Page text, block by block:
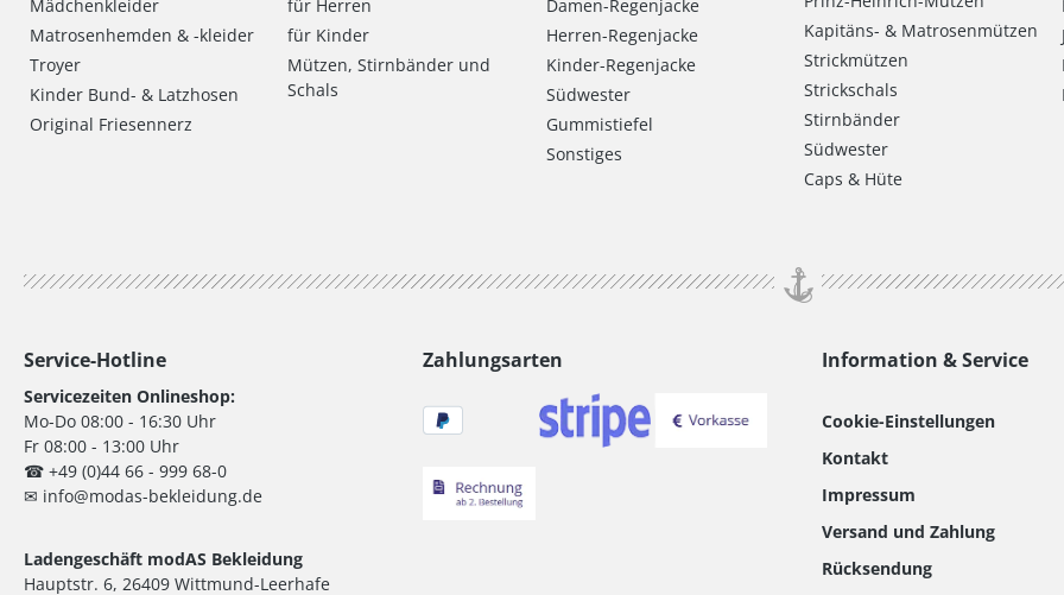
Mädchenkleider
Matrosenhemden & -kleider
Troyer
Kinder Bund- & Latzhosen
Original Friesennerz
für Herren
für Kinder
Mützen, Stirnbänder und
Schals
Damen-Regenjacke
Herren-Regenjacke
Kinder-Regenjacke
Südwester
Gummistiefel
Sonstiges
Kapitäns- & Matrosenmützen
Strickmützen
Strickschals
Stirnbänder
Südwester
Caps & Hüte
Service-Hotline
Servicezeiten Onlineshop:
Mo-Do 08:00 - 16:30 Uhr
Fr 08:00 - 13:00 Uhr
☎ +49 (0)44 66 - 999 68-0
✉ info@modas-bekleidung.de
Ladengeschäft modAS Bekleidung
Hauptstr. 6, 26409 Wittmund-Leerhafe
Zahlungsarten Information & Service
Cookie-Einstellungen
Kontakt
Impressum
Versand und Zahlung
Rücksendung